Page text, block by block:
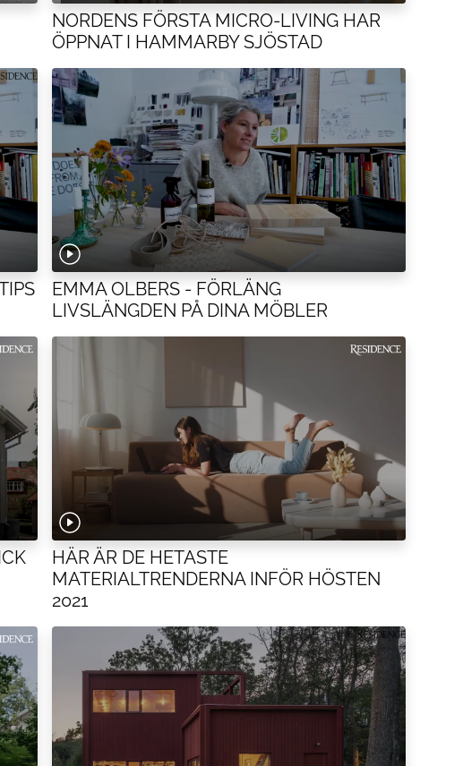
NORDENS FÖRSTA MICRO-LIVING HAR
ÖPPNAT I HAMMARBY SJÖSTAD
EMMA OLBERS - FÖRLÄNG
LIVSLÄNGDEN PÅ DINA MÖBLER
HÄR ÄR DE HETASTE
MATERIALTRENDERNA INFÖR HÖSTEN
2021